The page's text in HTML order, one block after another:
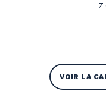
VOIR LA